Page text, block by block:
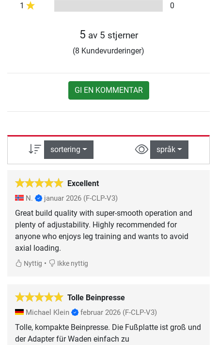
1
0
5 av 5 stjerner
(8 Kundevurderinger)
GI EN KOMMENTAR
sortering språk
Excellent
N. januar 2026 (F-CLP-V3)
Great build quality with super-smooth operation and
plenty of adjustability. Highly recommended for
anyone who enjoys leg training and wants to avoid
axial loading.
Nyttig • Ikke nyttig
Tolle Beinpresse
Michael Klein februar 2026 (F-CLP-V3)
Tolle, kompakte Beinpresse. Die Fußplatte ist groß und
der Adapter für Waden einfach zu